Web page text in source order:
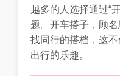
越多的人选择通过“
题。开车搭子，顾
找同行的搭档，这
出行的乐趣。